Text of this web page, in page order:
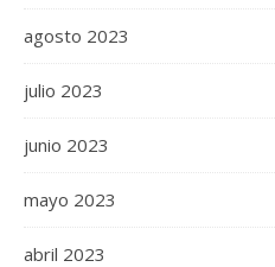
agosto 2023
julio 2023
junio 2023
mayo 2023
abril 2023